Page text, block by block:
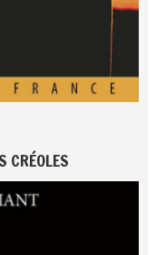
CRÉOLES